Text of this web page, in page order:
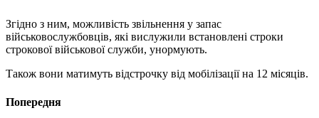
Згідно з ним, можливість звільнення у запас
військовослужбовців, які вислужили встановлені строки
строкової військової служби, унормують.
Також вони матимуть відстрочку від мобілізації на 12 місяців.
Попередня